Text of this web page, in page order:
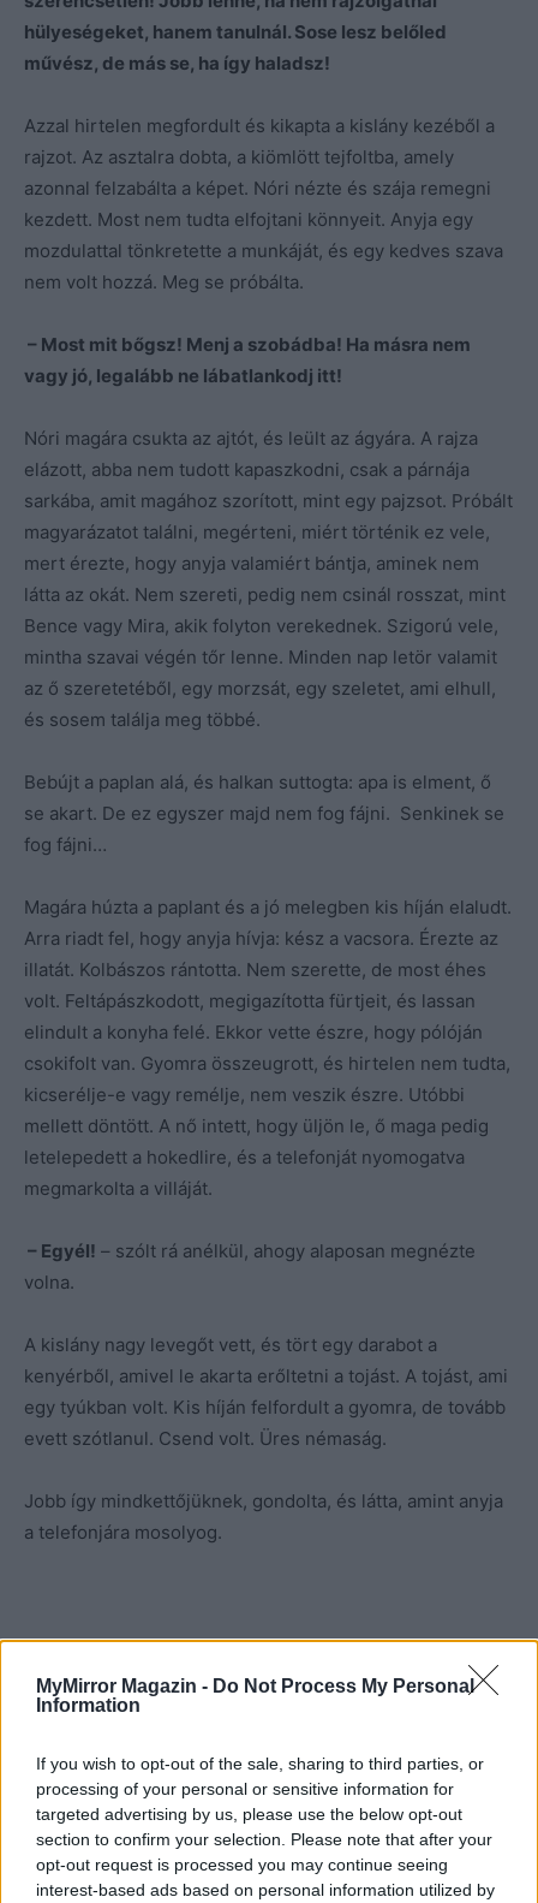
MyMirror Magazin - Do Not Process My Personal
Information
If you wish to opt-out of the sale, sharing to third parties, or
processing of your personal or sensitive information for
targeted advertising by us, please use the below opt-out
section to confirm your selection. Please note that after your
opt-out request is processed you may continue seeing
interest-based ads based on personal information utilized by
hülyeségeket, hanem tanulnál. Sose lesz belőled
művész, de más se, ha így haladsz!
Azzal hirtelen megfordult és kikapta a kislány kezéből a
rajzot. Az asztalra dobta, a kiömlött tejfoltba, amely
azonnal felzabálta a képet. Nóri nézte és szája remegni
kezdett. Most nem tudta elfojtani könnyeit. Anyja egy
mozdulattal tönkretette a munkáját, és egy kedves szava
nem volt hozzá. Meg se próbálta.
– Most mit bőgsz! Menj a szobádba! Ha másra nem
vagy jó, legalább ne lábatlankodj itt!
Nóri magára csukta az ajtót, és leült az ágyára. A rajza
elázott, abba nem tudott kapaszkodni, csak a párnája
sarkába, amit magához szorított, mint egy pajzsot. Próbált
magyarázatot találni, megérteni, miért történik ez vele,
mert érezte, hogy anyja valamiért bántja, aminek nem
látta az okát. Nem szereti, pedig nem csinál rosszat, mint
Bence vagy Mira, akik folyton verekednek. Szigorú vele,
mintha szavai végén tőr lenne. Minden nap letör valamit
az ő szeretetéből, egy morzsát, egy szeletet, ami elhull,
és sosem találja meg többé.
Bebújt a paplan alá, és halkan suttogta: apa is elment, ő
se akart. De ez egyszer majd nem fog fájni. Senkinek se
fog fájni…
Magára húzta a paplant és a jó melegben kis híján elaludt.
Arra riadt fel, hogy anyja hívja: kész a vacsora. Érezte az
illatát. Kolbászos rántotta. Nem szerette, de most éhes
volt. Feltápászkodott, megigazította fürtjeit, és lassan
elindult a konyha felé. Ekkor vette észre, hogy pólóján
csokifolt van. Gyomra összeugrott, és hirtelen nem tudta,
kicserélje-e vagy remélje, nem veszik észre. Utóbbi
mellett döntött. A nő intett, hogy üljön le, ő maga pedig
letelepedett a hokedlire, és a telefonját nyomogatva
megmarkolta a villáját.
– Egyél! – szólt rá anélkül, ahogy alaposan megnézte
volna.
A kislány nagy levegőt vett, és tört egy darabot a
kenyérből, amivel le akarta erőltetni a tojást. A tojást, ami
egy tyúkban volt. Kis híján felfordult a gyomra, de tovább
evett szótlanul. Csend volt. Üres némaság.
Jobb így mindkettőjüknek, gondolta, és látta, amint anyja
a telefonjára mosolyog.